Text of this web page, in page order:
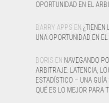
OPORTUNIDAD EN EL
BARRY APPS EN ¿TIENEN
UNA OPORTUNIDAD EN
BORIS EN NAVEGANDO
ARBITRAJE: LATENCIA,
ESTADÍSTICO – UNA
QUÉ ES LO MEJOR PARA TI